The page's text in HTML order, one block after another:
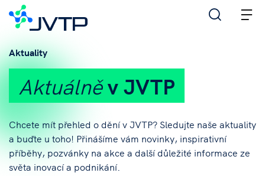
Aktuality
Aktuálněv JVTP
Chcete mít přehled o dění v JVTP? Sledujte naše aktuality
a buďte u toho! Přinášíme vám novinky, inspirativní
příběhy, pozvánky na akce a další důležité informace ze
světa inovací a podnikání.